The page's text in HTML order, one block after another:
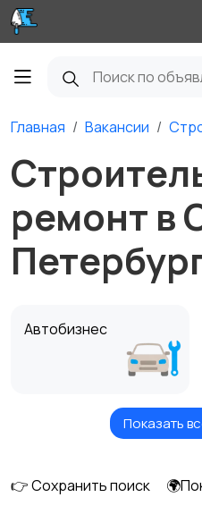
Главная Вакансии
ремонт в
Автобизнес
Бытовые услуги иПоказать
👉 Сохранить поиск